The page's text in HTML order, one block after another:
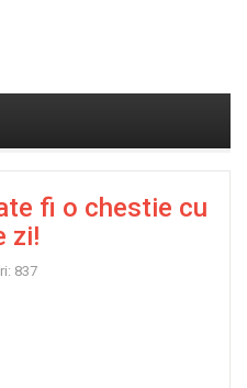
fi o chestie cu
zi!
837